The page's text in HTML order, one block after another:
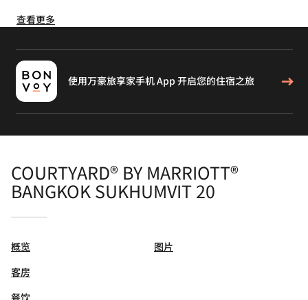
查看更多
使用万豪旅享家手机 App 开启您的住宿之旅
COURTYARD® BY MARRIOTT®
BANGKOK SUKHUMVIT 20
概览
客房
餐饮
图片